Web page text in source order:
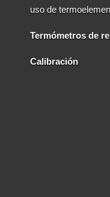
uso de
Termómetros de
Calibración